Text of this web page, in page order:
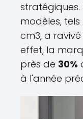
stratégiques.
modèles,
cm3, a ravivé
effet, la
près de 30%
à l'année